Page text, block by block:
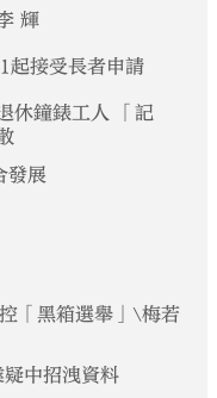
輝
接受長者申請
休鐘錶工人 「記
發展
「黑箱選舉」\梅若
Orova襲港 5企業疑中招洩資料